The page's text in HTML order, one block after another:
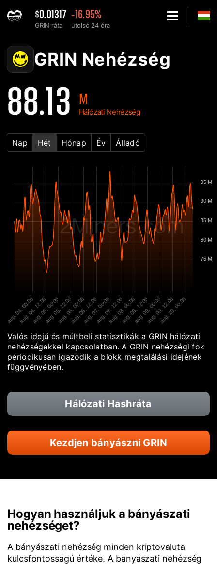
$0.01317
GRIN ráta
-16.95%
utolsó 24 óra
GRIN Hálózati nehézség diagram - 2Miners
GRIN Nehézség
88.13 M
Hálózati Nehézség
Nap Hét Hónap Év Álladó
2Miners.com
aug. 04. 00:00
aug. 04. 12:00
aug. 05. 00:00
aug. 05. 12:00
aug. 06. 00:00
aug. 06. 12:00
aug. 07. 00:00
aug. 07. 12:00
aug. 08. 00:00
aug. 08. 12:00
aug. 09. 00:00
aug. 09. 12:00
aug. 10. 00:00
75 M
80 M
85 M
90 M
95 M
Valós idejű és múltbeli statisztikák a GRIN hálózati
nehézségekkel kapcsolatban. A GRIN nehézségi fok
periodikusan igazodik a blokk megtalálási idejének
függvényében.
Hálózati Hashráta
Kezdjen bányászni GRIN
Hogyan használjuk a bányászati
nehézséget?
A bányászati nehézség minden kriptovaluta
kulcsfontosságú értéke. A bányászati nehézség